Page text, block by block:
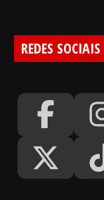
REDES SOCIAIS